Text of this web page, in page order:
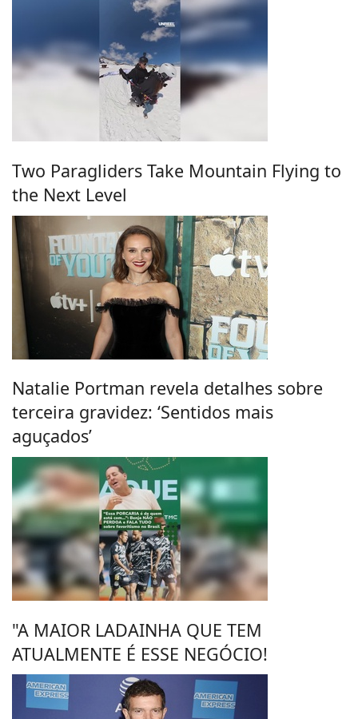
Two Paragliders Take Mountain Flying to
the Next Level
Natalie Portman revela detalhes sobre
terceira gravidez: ‘Sentidos mais
aguçados’
"A MAIOR LADAINHA QUE TEM
ATUALMENTE É ESSE NEGÓCIO!